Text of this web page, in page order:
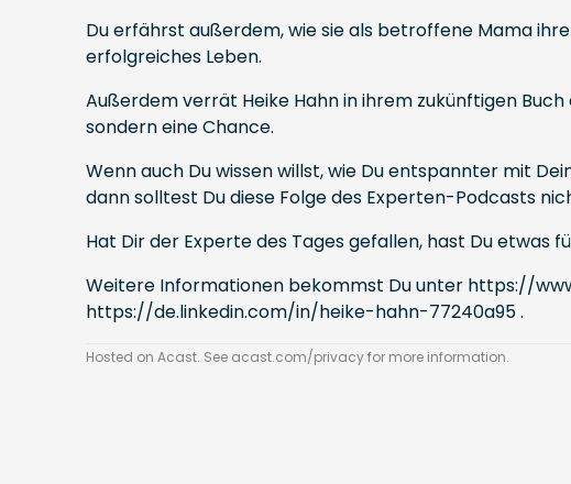
Du erfährst außerdem, wie sie als betroffene Mama
erfolgreiches Leben.
Außerdem verrät Heike Hahn in ihrem zukünftigen Buch
sondern eine Chance.
Wenn auch Du wissen willst, wie Du entspannter mit
dann solltest Du diese Folge des Experten-Podcasts
Hat Dir der Experte des Tages gefallen, hast Du etwas
Weitere Informationen bekommst Du unter https://
https://de.linkedin.com/in/heike-hahn-77240a95.
Hosted on Acast. See acast.com/privacyfor more information.